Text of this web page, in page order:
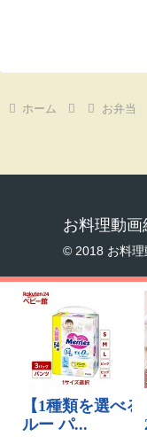
ホーム お弁当
お料理動画
© 2018 お料理